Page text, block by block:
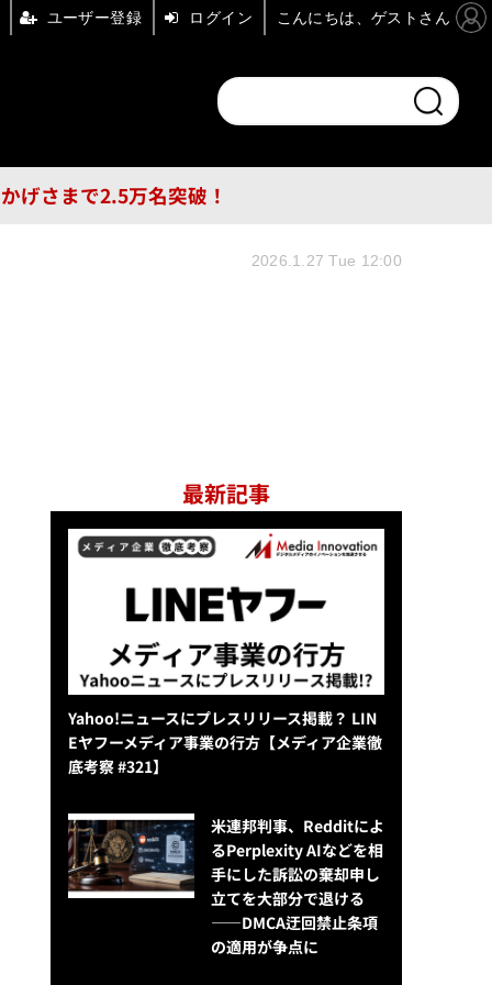
げさまで2.5万名突破！
ドチャンネル
ォーエム その他
2026.1.27 Tue 12:00
最新記事
Yahoo!ニュースにプレスリリース掲載？ LIN
Eヤフーメディア事業の行方【メディア企業徹
底考察 #321】
米連邦判事、Redditによ
るPerplexity AIなどを相
手にした訴訟の棄却申し
立てを大部分で退ける
——DMCA迂回禁止条項
の適用が争点に
ユーザー登録 ログイン こんにちは、ゲストさん